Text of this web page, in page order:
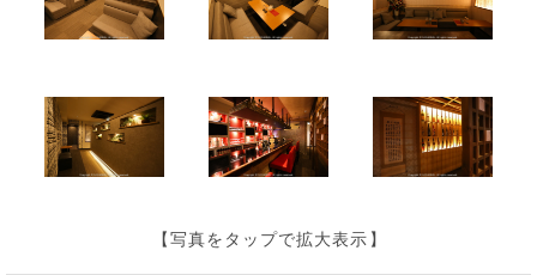
【写真をタップで拡大表示】